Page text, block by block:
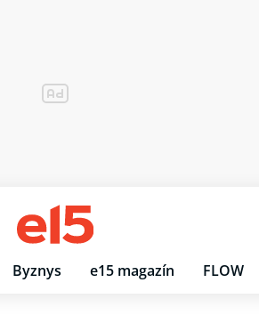
Byznys e15 magazín FLOW